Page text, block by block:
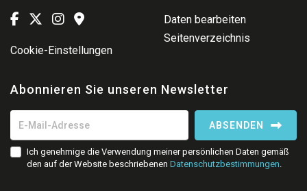
Cookie-Einstellungen
Daten bearbeiten
Seitenverzeichnis
Abonnieren Sie unseren Newsletter
ABSENDEN
Ich genehmige die Verwendung meiner persönlichen Daten gemäß
den auf der Website beschriebenen Datenschutzbestimmungen.